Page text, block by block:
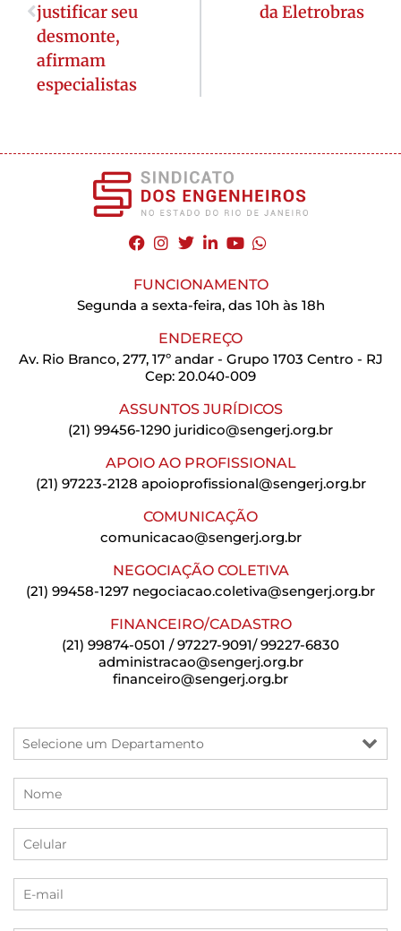
justificar seu
desmonte,
afirmam
especialistas
da Eletrobras
FUNCIONAMENTO
Segunda a sexta-feira, das 10h às 18h
ENDEREÇO
Av. Rio Branco, 277, 17º andar - Grupo 1703 Centro - RJ
Cep: 20.040-009
ASSUNTOS JURÍDICOS
(21) 99456-1290 juridico@sengerj.org.br
APOIO AO PROFISSIONAL
(21) 97223-2128 apoioprofissional@sengerj.org.br
COMUNICAÇÃO
comunicacao@sengerj.org.br
NEGOCIAÇÃO COLETIVA
(21) 99458-1297 negociacao.coletiva@sengerj.org.br
FINANCEIRO/CADASTRO
(21) 99874-0501 / 97227-9091/ 99227-6830
administracao@sengerj.org.br
financeiro@sengerj.org.br